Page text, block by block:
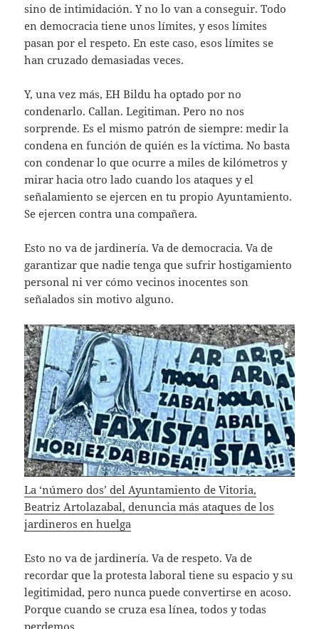
sino de intimidación. Y no lo van a conseguir. Todo
en democracia tiene unos límites, y esos límites
pasan por el respeto. En este caso, esos límites se
han cruzado demasiadas veces.
Y, una vez más, EH Bildu ha optado por no
condenarlo. Callan. Legitiman. Pero no nos
sorprende. Es el mismo patrón de siempre: medir la
condena en función de quién es la víctima. No basta
con condenar lo que ocurre a miles de kilómetros y
mirar hacia otro lado cuando los ataques y el
señalamiento se ejercen en tu propio Ayuntamiento.
Se ejercen contra una compañera.
Esto no va de jardinería. Va de democracia. Va de
garantizar que nadie tenga que sufrir hostigamiento
personal ni ver cómo vecinos inocentes son
señalados sin motivo alguno.
La ‘número dos’ del Ayuntamiento de Vitoria,
Beatriz Artolazabal, denuncia más ataques de los
jardineros en huelga
Esto no va de jardinería. Va de respeto. Va de
recordar que la protesta laboral tiene su espacio y su
legitimidad, pero nunca puede convertirse en acoso.
Porque cuando se cruza esa línea, todos y todas